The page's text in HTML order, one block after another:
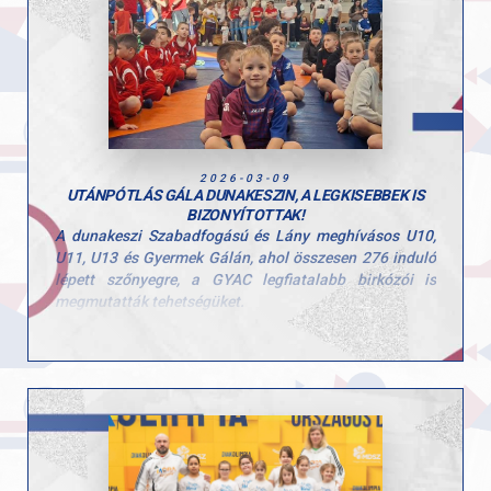
Gratulálunk versenyzőinknek a teljesítményhez,
edzőinknek a felkészítéshez!
2026-03-09
UTÁNPÓTLÁS GÁLA DUNAKESZIN, A LEGKISEBBEK IS
BIZONYÍTOTTAK!
A dunakeszi Szabadfogású és Lány meghívásos U10,
U11, U13 és Gyermek Gálán, ahol összesen 276 induló
lépett szőnyegre, a GYAC legfiatalabb birkózói is
megmutatták tehetségüket.
Külön öröm volt látni, hogy versenyzőink egyre
nagyobb magabiztossággal hajtották végre az
edzéseken tanult fogásokat, és azok is sikerélménnyel
térhettek haza, akik most nem álltak dobogóra, hiszen
legalább egy győztes mérkőzést mindannyian
szereztek.
Eredményeink: